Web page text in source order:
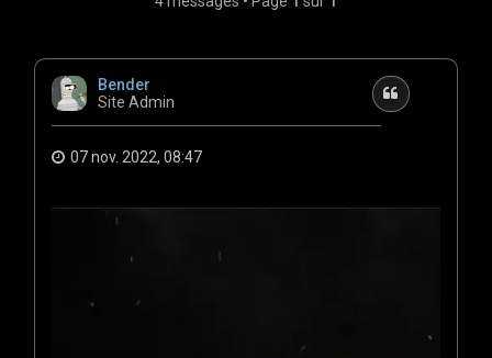
Bender
Site Admin
Citation
07 nov. 2022, 08:47